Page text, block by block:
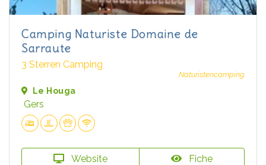
Camping Naturiste Domaine de
Sarraute
3 Sterren Camping
Naturistencamping
Le Houga
Gers
Website Fiche